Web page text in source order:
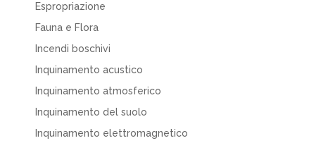
Espropriazione
Fauna e Flora
Incendi boschivi
Inquinamento acustico
Inquinamento atmosferico
Inquinamento del suolo
Inquinamento elettromagnetico